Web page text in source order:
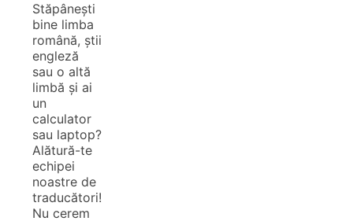
Stăpânești
bine limba
română, știi
engleză
sau o altă
limbă și ai
un
calculator
sau laptop?
Alătură-te
echipei
noastre de
traducători!
Nu cerem